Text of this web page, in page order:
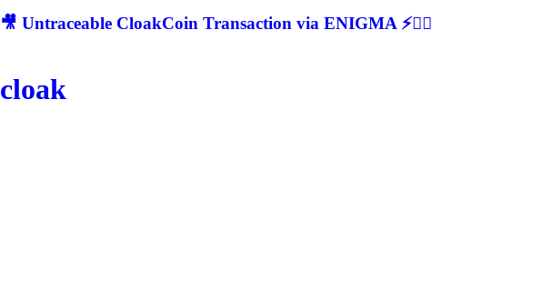
🎥 Untraceable CloakCoin Transaction via ENIGMA ⚡🕵‍♂
cloak